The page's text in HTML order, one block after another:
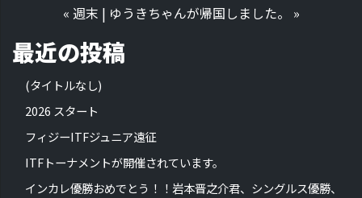
« 週末 | ゆうきちゃんが帰国しました。 »
最近の投稿
(タイトルなし)
2026 スタート
フィジーITFジュニア遠征
ITFトーナメントが開催されています。
インカレ優勝おめでとう！！岩本晋之介君、シングルス優勝、